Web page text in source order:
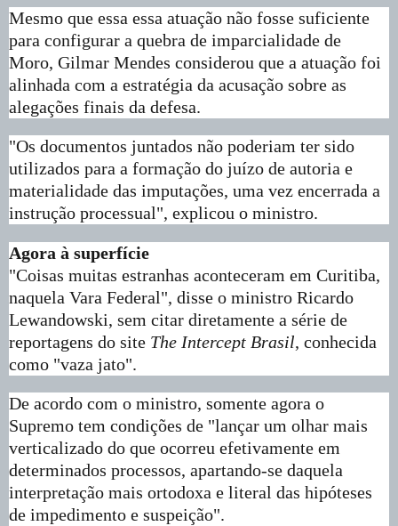
Mesmo que essa essa atuação não fosse suficiente
para configurar a quebra de imparcialidade de
Moro, Gilmar Mendes considerou que a atuação foi
alinhada com a estratégia da acusação sobre as
alegações finais da defesa.
"Os documentos juntados não poderiam ter sido
utilizados para a formação do juízo de autoria e
materialidade das imputações, uma vez encerrada a
instrução processual", explicou o ministro.
Agora à superfície
"Coisas muitas estranhas aconteceram em Curitiba,
naquela Vara Federal", disse o ministro Ricardo
Lewandowski, sem citar diretamente a série de
reportagens do site The Intercept Brasil, conhecida
como "vaza jato".
De acordo com o ministro, somente agora o
Supremo tem condições de "lançar um olhar mais
verticalizado do que ocorreu efetivamente em
determinados processos, apartando-se daquela
interpretação mais ortodoxa e literal das hipóteses
de impedimento e suspeição".